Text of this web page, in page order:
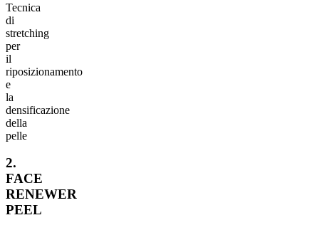
Tecnica
di
stretching
per
il
riposizionamento
e
la
densificazione
della
pelle
2.
FACE
RENEWER
PEEL